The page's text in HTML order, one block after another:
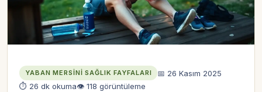
YABAN MERSINI SAĞLIK FAYFALARI
📅 26 Kasım 2025
⏱ 26 dk okuma👁 118 görüntüleme